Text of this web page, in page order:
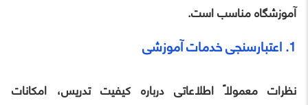
آموزشگاه مناسب است.
1. اعتبارسنجی خدمات آموزشی
نظرات معمولاً اطلاعاتی درباره کیفیت تدریس، امکانات